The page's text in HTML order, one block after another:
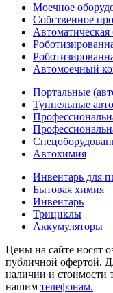
Моечное
Собственное
Автомоечный
Портальные
Туннельные
Автохимия
Инвентарь для
Бытовая химия
Инвентарь
Трициклы
Аккумуляторы
Цены на сайте носят
публичной офертой.
наличии и стоимости
нашим телефонам.